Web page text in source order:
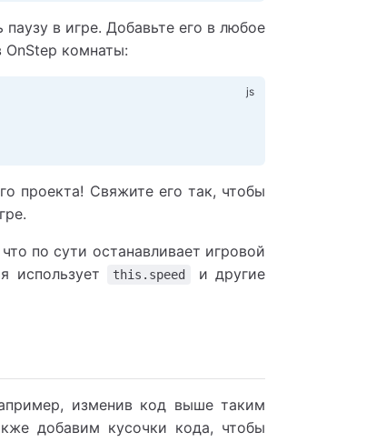
в игре. Добавьте его в любое
OnStep комнаты:
проекта! Свяжите его так, чтобы
по сути останавливает игровой
использует
this.speed
и другие
изменив код выше таким
добавим кусочки кода, чтобы